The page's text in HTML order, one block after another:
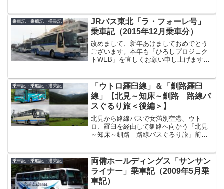
ックス号」で宮崎駅に到着後、宮崎駅周
辺を散策したりして時間を...
乗車記・乗船記・搭乗記
JRバス東北「ラ・フォーレ号」
乗車記（2015年12月乗車分）
改めまして、新年あけましておめでとう
ございます。本年も「ひろしプロジェク
トWEB」を宜しくお願い申し上げます。
市）が運行する東京～青森間夜行高速バ
ス「ラ・フォー...
乗車記・乗船記・搭乗記
「ウトロ羅臼線」＆「釧路羅臼
線」【北見～知床～釧路 路線バ
スぐるり旅＜後編＞】
北見から路線バスで女満別空港、ウト
ロ、羅臼を経由して釧路へ向かう「北見
～知床～釧路 路線バスぐるり旅」前回
ご紹介しました。今回は、その＜後編＞
として、ウトロから羅臼、そ...
乗車記・乗船記・搭乗記
両備ホールディングス「サンサン
ライナー」乗車記（2009年5月乗
車記）